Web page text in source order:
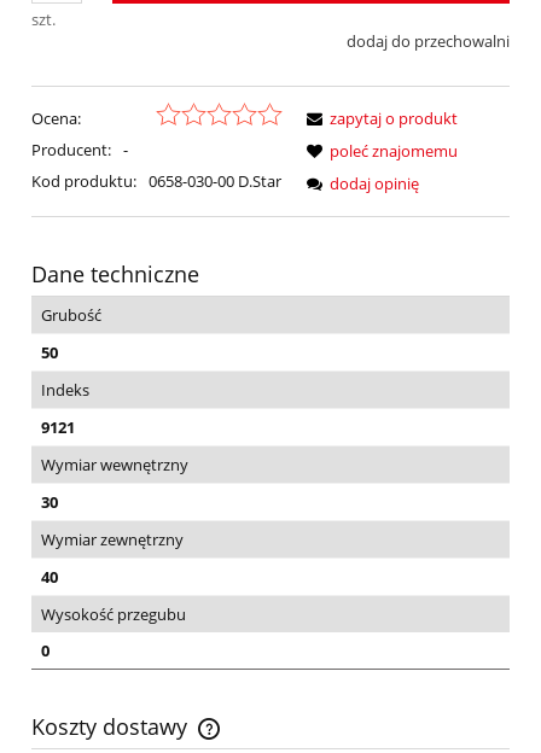
szt.
dodaj do przechowalni
Ocena:
Producent: -
Kod produktu: 0658-030-00 D.Star
zapytaj o produkt
poleć znajomemu
dodaj opinię
Dane techniczne
Grubość
50
Indeks
9121
Wymiar wewnętrzny
30
Wymiar zewnętrzny
40
Wysokość przegubu
0
Koszty dostawy
Cena nie zawiera ewentualnych kosztów płatności